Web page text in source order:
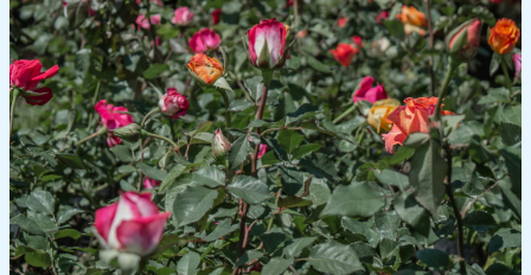
en
el
sector
floricultor
de
Cundinamarca